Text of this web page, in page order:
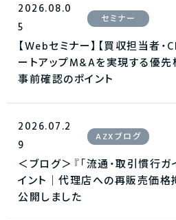
2026.08.0
5
セミナー
【Webセミナー】【買収担当者・
ートアップM&Aを実現する優
事前確認のポイント
2026.07.2
9
AZXブログ
＜ブログ＞『「流通・取引慣行ガ
イント｜代理店への再販売価格
公開しました